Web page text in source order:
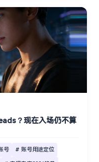
？现在入场仍不算
号 # 账号用途定位